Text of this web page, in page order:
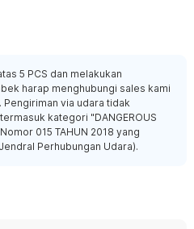
5 PCS dan melakukan
harap menghubungi sales kami
Pengiriman via udara tidak
kategori "DANGEROUS
015 TAHUN 2018 yang
Perhubungan Udara).